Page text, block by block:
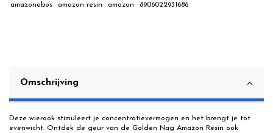
amazonebos
amazon resin amazon 8906022931686
Omschrijving
Deze wierook stimuleert je concentratievermogen en het brengt je tot
evenwicht. Ontdek de geur van de Golden Nag Amazon Resin ook